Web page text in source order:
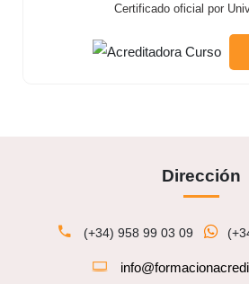
Certificado oficial por
Dirección
(+34) 958 99 03 09